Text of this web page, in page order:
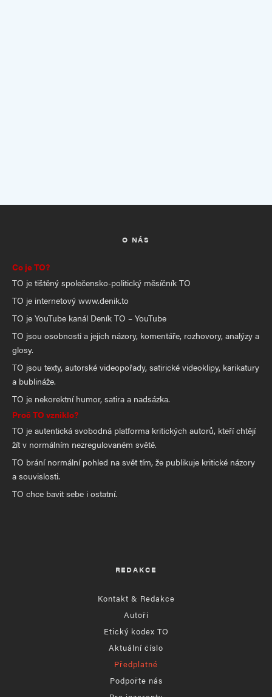
O NÁS
Co je TO?
TO je tištěný společensko-politický měsíčník TO
TO je internetový www.denik.to
TO je YouTube kanál Deník TO – YouTube
TO jsou osobnosti a jejich názory, komentáře, rozhovory, analýzy a
glosy.
TO jsou texty, autorské videopořady, satirické videoklipy, karikatury
a bublináže.
TO je nekorektní humor, satira a nadsázka.
Proč TO vzniklo?
TO je autentická svobodná platforma kritických autorů, kteří chtějí
žít v normálním nezregulovaném světě.
TO brání normální pohled na svět tím, že publikuje kritické názory
a souvislosti.
TO chce bavit sebe i ostatní.
REDAKCE
Kontakt & Redakce
Autoři
Etický kodex TO
Aktuální číslo
Předplatné
Podpořte nás